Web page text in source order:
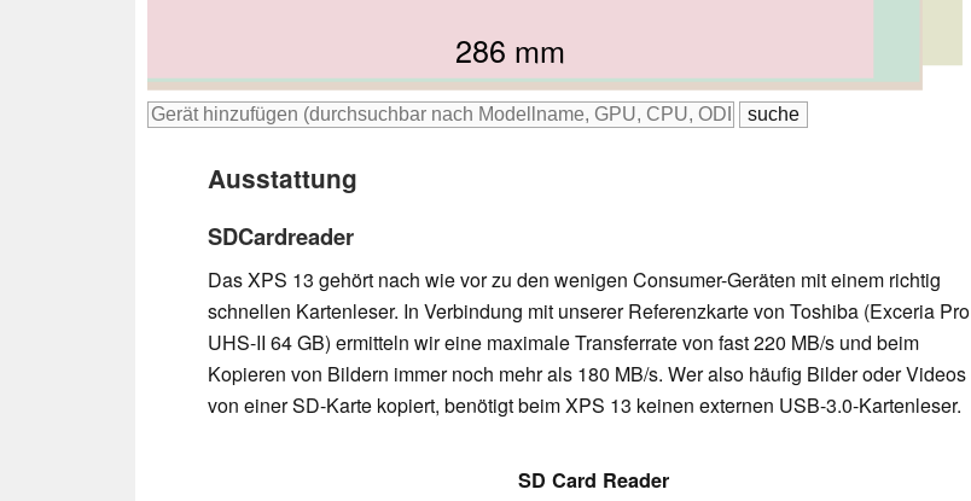
321 mm
305.3 mm
304.1 mm
286 mm
Ausstattung
SDCardreader
Das XPS 13 gehört nach wie vor zu den wenigen Consumer-Geräten mit einem richtig
schnellen Kartenleser. In Verbindung mit unserer Referenzkarte von Toshiba (Exceria Pro
UHS-II 64 GB) ermitteln wir eine maximale Transferrate von fast 220 MB/s und beim
Kopieren von Bildern immer noch mehr als 180 MB/s. Wer also häufig Bilder oder Videos
von einer SD-Karte kopiert, benötigt beim XPS 13 keinen externen USB-3.0-Kartenleser.
SD Card Reader